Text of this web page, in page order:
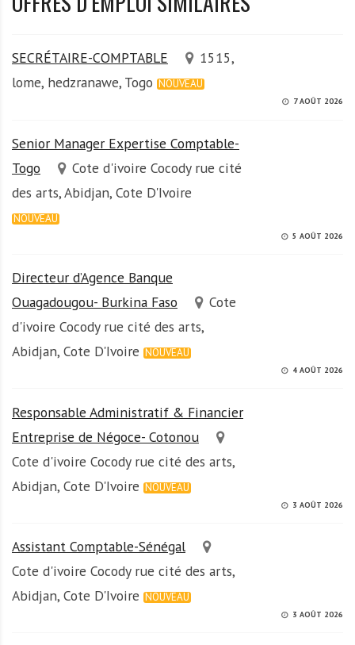
SECRÉTAIRE-COMPTABLE
1515,
lome, hedzranawe, Togo NOUVEAU
7 AOÛT 2026
Senior Manager Expertise Comptable-
Togo
Cote d'ivoire Cocody rue cité
des arts, Abidjan, Cote D'Ivoire
NOUVEAU
5 AOÛT 2026
Directeur d’Agence Banque
Ouagadougou- Burkina Faso
Cote
d'ivoire Cocody rue cité des arts,
Abidjan, Cote D'Ivoire NOUVEAU
4 AOÛT 2026
Responsable Administratif & Financier
Entreprise de Négoce- Cotonou
Cote d'ivoire Cocody rue cité des arts,
Abidjan, Cote D'Ivoire NOUVEAU
3 AOÛT 2026
Assistant Comptable-Sénégal
Cote d'ivoire Cocody rue cité des arts,
Abidjan, Cote D'Ivoire NOUVEAU
3 AOÛT 2026